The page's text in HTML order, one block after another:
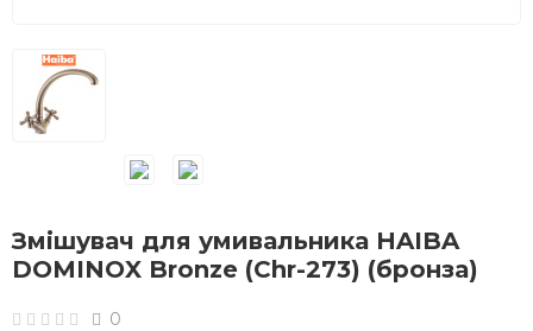
Змішувач для умивальника HAIBA
DOMINOX Bronze (Chr-273) (бронза)
0